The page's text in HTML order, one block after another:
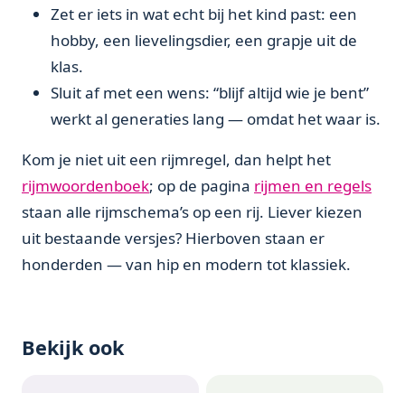
Zet er iets in wat echt bij het kind past: een
hobby, een lievelingsdier, een grapje uit de
klas.
Sluit af met een wens: “blijf altijd wie je bent”
werkt al generaties lang — omdat het waar is.
Kom je niet uit een rijmregel, dan helpt het
rijmwoordenboek; op de pagina rijmen en regels
staan alle rijmschema’s op een rij. Liever kiezen
uit bestaande versjes? Hierboven staan er
honderden — van hip en modern tot klassiek.
Bekijk ook